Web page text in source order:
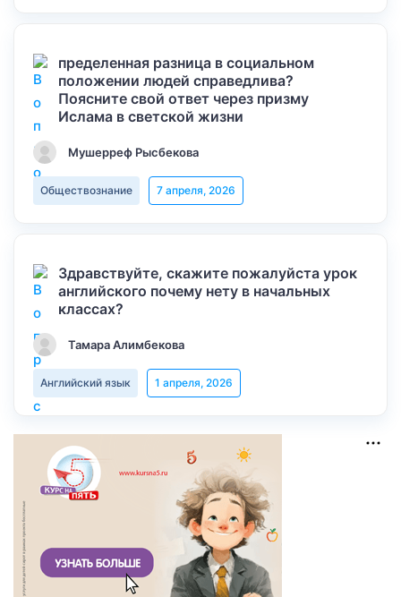
пределенная разница в социальном
положении людей справедлива?
Поясните свой ответ через призму
Ислама в светской жизни
Мушерреф Рысбекова
Обществознание 7 апреля, 2026
Здравствуйте, скажите пожалуйста урок
английского почему нету в начальных
классах?
Тамара Алимбекова
Английский язык 1 апреля, 2026